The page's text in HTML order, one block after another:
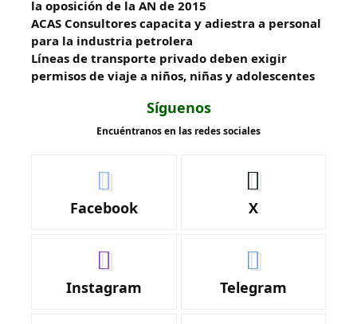
la oposición de la AN de 2015
ACAS Consultores capacita y adiestra a personal
para la industria petrolera
Líneas de transporte privado deben exigir
permisos de viaje a niños, niñas y adolescentes
Síguenos
Encuéntranos en las redes sociales
Facebook X
Instagram Telegram